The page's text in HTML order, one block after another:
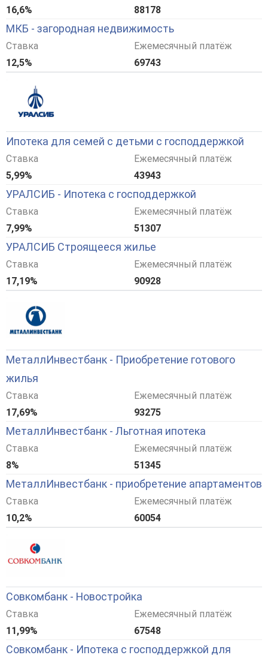
16,6%
88178
МКБ - загородная недвижимость
Ставка
12,5%
Ежемесячный платёж
69743
Ипотека для семей с детьми с господдержкой
Ставка
5,99%
Ежемесячный платёж
43943
УРАЛСИБ - Ипотека с господдержкой
Ставка
7,99%
Ежемесячный платёж
51307
УРАЛСИБ Строящееся жилье
Ставка
17,19%
Ежемесячный платёж
90928
МеталлИнвестбанк - Приобретение готового
жилья
Ставка
17,69%
Ежемесячный платёж
93275
МеталлИнвестбанк - Льготная ипотека
Ставка
8%
Ежемесячный платёж
51345
МеталлИнвестбанк - приобретение апартаментов
Ставка
10,2%
Ежемесячный платёж
60054
Совкомбанк - Новостройка
Ставка
11,99%
Ежемесячный платёж
67548
Совкомбанк - Ипотека с господдержкой для